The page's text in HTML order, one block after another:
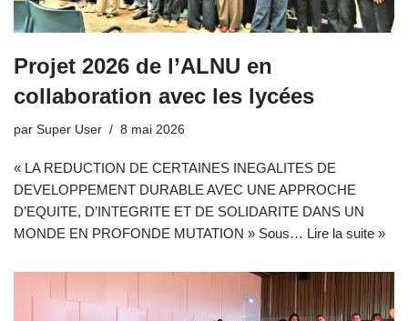
Projet 2026 de l’ALNU en
collaboration avec les lycées
par Super User 8 mai 2026
« LA REDUCTION DE CERTAINES INEGALITES DE
DEVELOPPEMENT DURABLE AVEC UNE APPROCHE
D’EQUITE, D’INTEGRITE ET DE SOLIDARITE DANS UN
MONDE EN PROFONDE MUTATION » Sous… Lire la suite »